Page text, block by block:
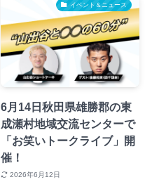
イベント＆ニュース
6月14日秋田県雄勝郡の東
成瀬村地域交流センターで
「お笑いトークライブ」開
催！
2026年6月12日